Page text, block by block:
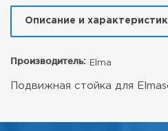
Описание и
Производитель: Elma
Подвижная стойка для